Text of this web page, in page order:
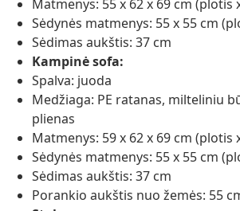
Matmenys: 55 x 62 x 69 cm (plotis
Sėdynės matmenys: 55 x 55 cm
Sėdimas aukštis: 37 cm
Kampinė sofa:
Spalva: juoda
Medžiaga: PE ratanas, milteliniu
plienas
Matmenys: 59 x 62 x 69 cm (plotis
Sėdynės matmenys: 55 x 55 cm
Sėdimas aukštis: 37 cm
Porankio aukštis nuo žemės: 55